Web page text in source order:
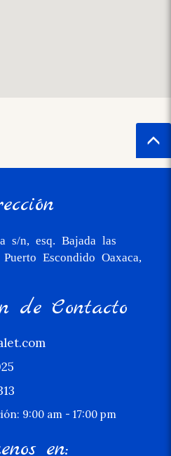
s/n, esq. Bajada las
Escondido Oaxaca,
de Contacto
9:00 am - 17:00 pm
en: